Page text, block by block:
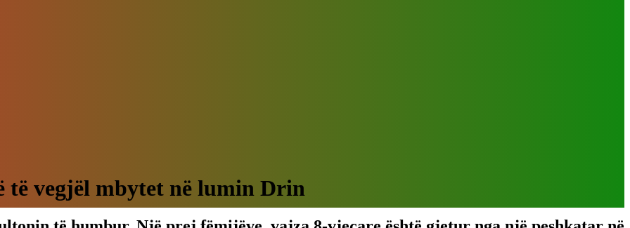
të vegjël mbytet në lumin Drin